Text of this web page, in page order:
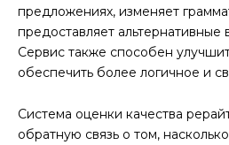
предложениях, изменяет
предоставляет
Сервис также способен
обеспечить более логичное и
Система оценки качества
обратную связь о том,